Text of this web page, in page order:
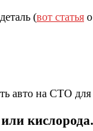
(вот статья
авто на СТО
кислорода.